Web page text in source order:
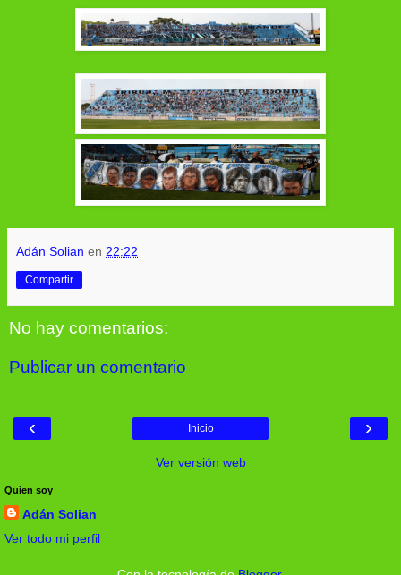
Adán Solian en 22:22
Compartir
No hay comentarios:
Publicar un comentario
‹ ›
Inicio
Ver versión web
Quien soy
Adán Solian
Ver todo mi perfil